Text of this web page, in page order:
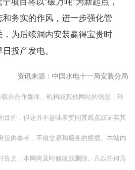
务实的作风，进一步强化管
为后续洞内安装赢得宝贵时
投产发电。
资讯来源：中国水电十一局安装分局
自合作媒体、机构或其他网站的信息，转
目的，但这并不意味着赞同其观点或证实其
仅供参考，不做交易和服务的根据。本站内
告之，本网将及时修改或删除。凡以任何方